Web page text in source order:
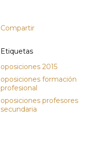
Compartir
Etiquetas
oposiciones 2015
oposiciones formación
profesional
oposiciones profesores
secundaria